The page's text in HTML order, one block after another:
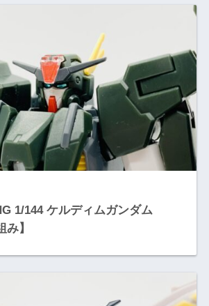
1/144 ケルディムガンダム
】